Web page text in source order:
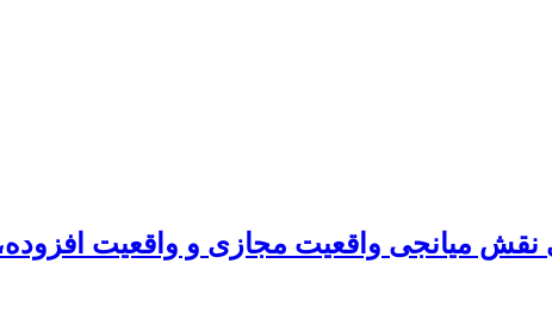
میانجی واقعیت مجازی و واقعیت